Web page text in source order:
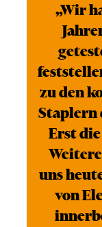
„Wir
zu den
Staplern
Erst
uns
von